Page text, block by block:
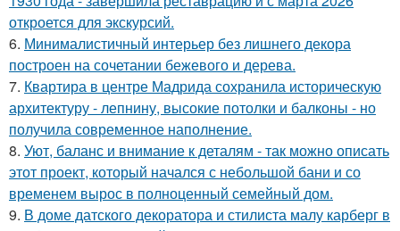
откроется для экскурсий.
6. Минималистичный интерьер без лишнего декора
построен на сочетании бежевого и дерева.
7. Квартира в центре Мадрида сохранила историческую
архитектуру - лепнину, высокие потолки и балконы - но
получила современное наполнение.
8. Уют, баланс и внимание к деталям - так можно описать
этот проект, который начался с небольшой бани и со
временем вырос в полноценный семейный дом.
9. В доме датского декоратора и стилиста малу карберг в